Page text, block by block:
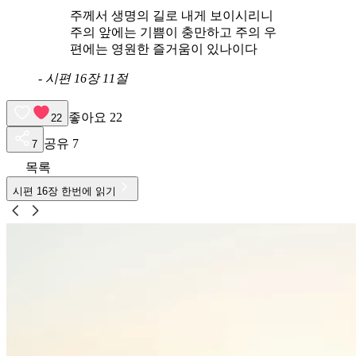
주께서 생명의 길로 내게 보이시리니
주의 앞에는 기쁨이 충만하고 주의 우
편에는 영원한 즐거움이 있나이다
- 시편 16장 11절
22 좋아요 22
7 공유 7
목록
시편 16장 한번에 읽기